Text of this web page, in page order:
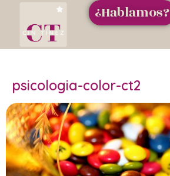
¿Hablamos?
psicologia-color-ct2